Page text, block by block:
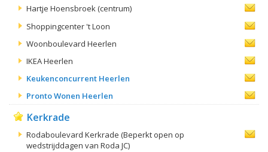
Hartje Hoensbroek (centrum)
Shoppingcenter 't Loon
Woonboulevard Heerlen
IKEA Heerlen
Keukenconcurrent Heerlen
Pronto Wonen Heerlen
Kerkrade
Rodaboulevard Kerkrade (Beperkt open op
wedstrijddagen van Roda JC)